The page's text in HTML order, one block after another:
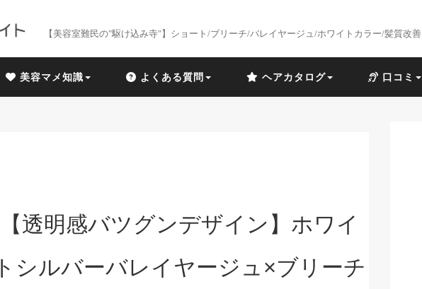
【美容室難民の"駆け込み寺"】ショート/ブリーチ/バレイヤージュ/ホワイトカラー/髪質改善
美容マメ知識 よくある質問 ヘアカタログ 口コミ
【透明感バツグンデザイン】ホワイ
トシルバーバレイヤージュ×ブリーチ